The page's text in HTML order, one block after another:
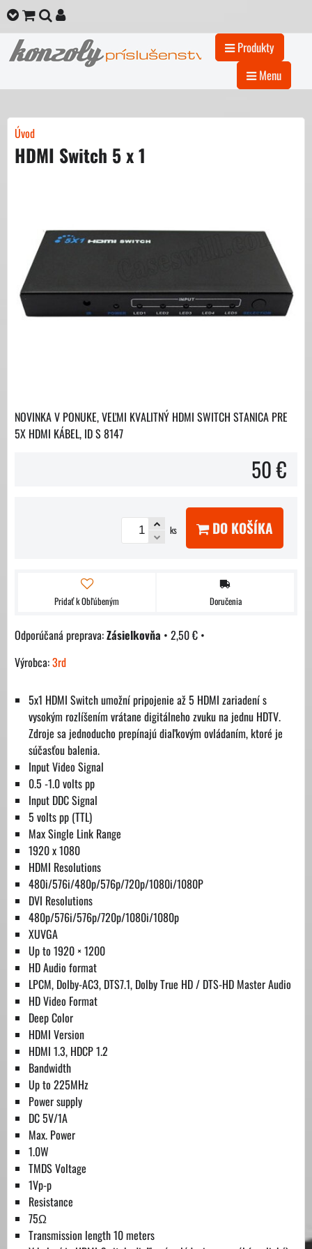
Produkty
Menu
Úvod
HDMI Switch 5 x 1
NOVINKA V PONUKE, VEĽMI KVALITNÝ HDMI SWITCH STANICA PRE
5X HDMI KÁBEL, ID S 8147
50 €
ks DO KOŠÍKA
Pridať k Obľúbeným Doručenia
Zásielkovňa • 2,50 € •
Výrobca:3rd
5x1 HDMI Switch umožní pripojenie až 5 HDMI zariadení s
vysokým rozlíšením vrátane digitálneho zvuku na jednu HDTV.
Zdroje sa jednoducho prepínajú diaľkovým ovládaním, ktoré je
súčasťou balenia.
Input Video Signal
0.5 -1.0 volts pp
Input DDC Signal
5 volts pp (TTL)
Max Single Link Range
1920 x 1080
HDMI Resolutions
480i/576i/480p/576p/720p/1080i/1080P
DVI Resolutions
480p/576i/576p/720p/1080i/1080p
XUVGA
Up to 1920 × 1200
HD Audio format
LPCM, Dolby-AC3, DTS7.1, Dolby True HD / DTS-HD Master Audio
HD Video Format
Deep Color
HDMI Version
HDMI 1.3, HDCP 1.2
Bandwidth
Up to 225MHz
Power supply
DC 5V/1A
Max. Power
1.0W
TMDS Voltage
1Vp-p
Resistance
75Ω
Transmission length 10 meters